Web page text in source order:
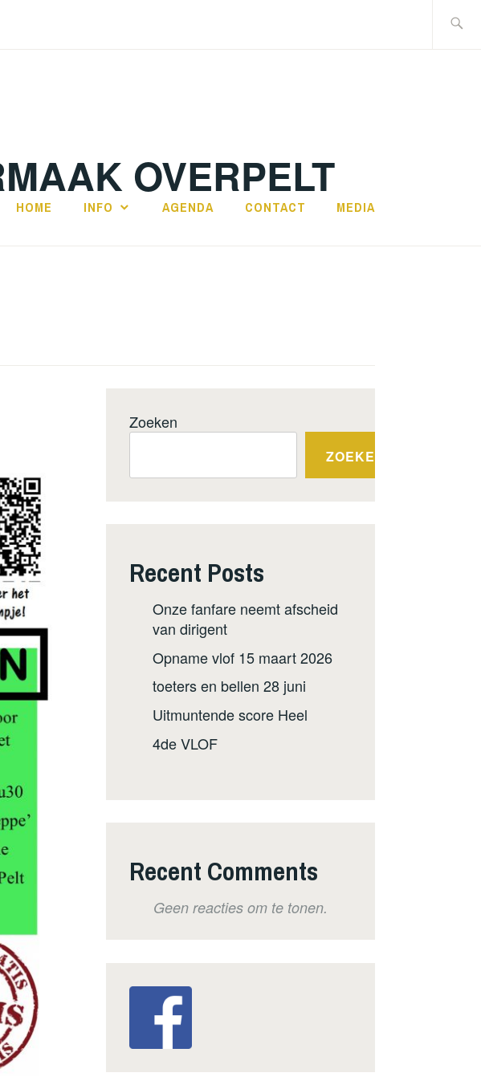
OVERPELT
HOME INFO AGENDA CONTACT MEDIA
Zoeken
ZOEKEN
Recent Posts
Onze fanfare neemt afscheid
van dirigent
Opname vlof 15 maart 2026
toeters en bellen 28 juni
Uitmuntende score Heel
4de VLOF
Recent Comments
Geen reacties om te tonen.